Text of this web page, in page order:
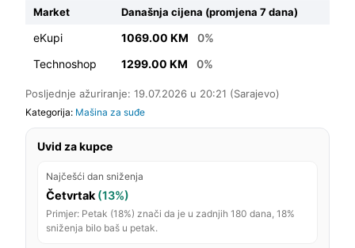
Market Današnja cijena (promjena 7 dana)
eKupi 1069.00 KM
0%
Technoshop
1299.00 KM 0%
Posljednje ažuriranje: 19.07.2026 u 20:21 (Sarajevo)
Kategorija: Mašina za suđe
Uvid za kupce
Najčešći dan sniženja
Četvrtak (13%)
Primjer: Petak (18%) znači da je u zadnjih 180 dana, 18%
sniženja bilo baš u petak.